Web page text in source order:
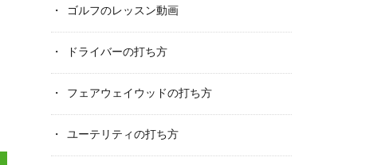
ゴルフのレッスン動画
ドライバーの打ち方
フェアウェイウッドの打ち方
ユーテリティの打ち方